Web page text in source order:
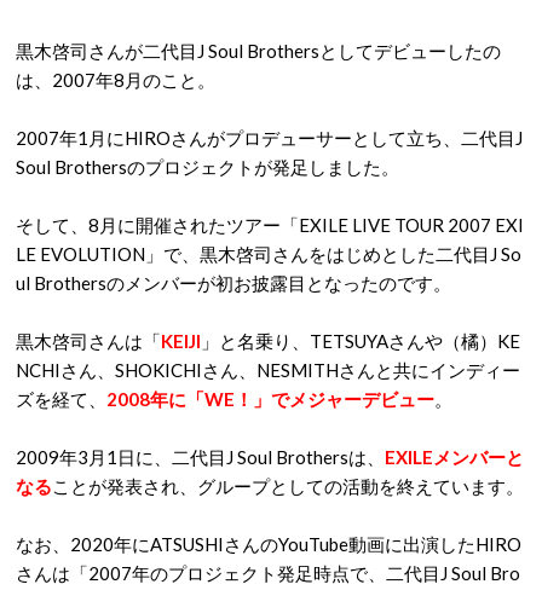
黒木啓司さんが二代目J Soul Brothersとしてデビューしたの
は、2007年8月のこと。
2007年1月にHIROさんがプロデューサーとして立ち、二代目J
Soul Brothersのプロジェクトが発足しました。
そして、8月に開催されたツアー「EXILE LIVE TOUR 2007 EXI
LE EVOLUTION」で、黒木啓司さんをはじめとした二代目J So
ul Brothersのメンバーが初お披露目となったのです。
黒木啓司さんは「KEIJI 」と名乗り、TETSUYAさんや（橘）KE
NCHIさん、SHOKICHIさん、NESMITHさんと共にインディー
ズを経て、 2008年に「WE！」でメジャーデビュー。
2009年3月1日に、二代目J Soul Brothersは、 EXILEメンバーと
なることが発表され、グループとしての活動を終えています。
なお、2020年にATSUSHIさんのYouTube動画に出演したHIRO
さんは「2007年のプロジェクト発足時点で、二代目J Soul Bro